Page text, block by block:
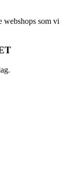
webshops som vi